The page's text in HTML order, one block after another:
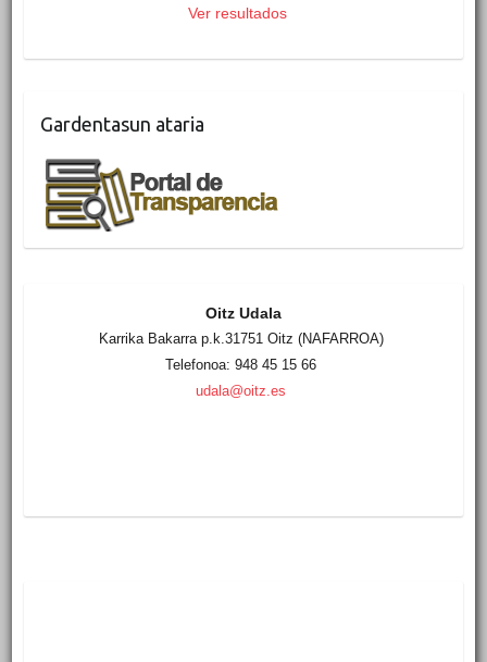
Ver resultados
Gardentasun ataria
Oitz Udala
Karrika Bakarra p.k.31751 Oitz (NAFARROA)
Telefonoa: 948 45 15 66
udala@oitz.es